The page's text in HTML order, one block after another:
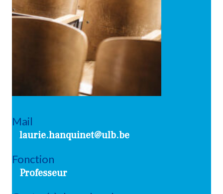
Mail
laurie.hanquinet@ulb.be
Fonction
Professeur